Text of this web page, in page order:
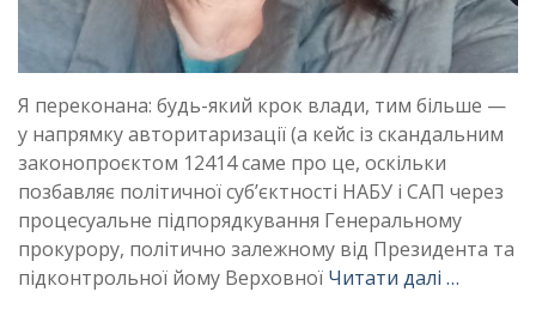
Я переконана: будь-який крок влади, тим більше —
у напрямку авторитаризації (а кейс із скандальним
законопроєктом 12414 саме про це, оскільки
позбавляє політичної суб’єктності НАБУ і САП через
процесуальне підпорядкування Генеральному
прокурору, політично залежному від Президента та
підконтрольної йому Верховної Читати далі …